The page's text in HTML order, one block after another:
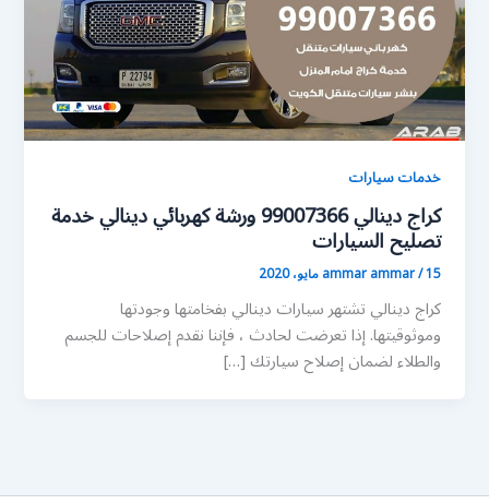
خدمات سيارات
كراج دينالي 99007366 ورشة كهربائي دينالي خدمة
تصليح السيارات
ammar ammar/15 مايو، 2020
كراج دينالي تشتهر سيارات دينالي بفخامتها وجودتها
وموثوقيتها. إذا تعرضت لحادث ، فإننا نقدم إصلاحات للجسم
والطلاء لضمان إصلاح سيارتك […]